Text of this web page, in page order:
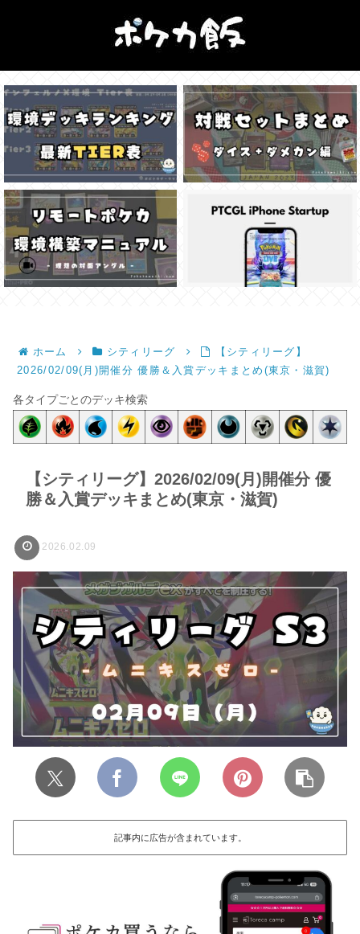
ホーム シティリーグ
【シティリーグ】
2026/02/09(月)開催分 優勝＆入賞デッキまとめ(東京・滋賀)
各タイプごとのデッキ検索
【シティリーグ】2026/02/09(月)開催分 優
勝＆入賞デッキまとめ(東京・滋賀)
2026.02.09
記事内に広告が含まれています。